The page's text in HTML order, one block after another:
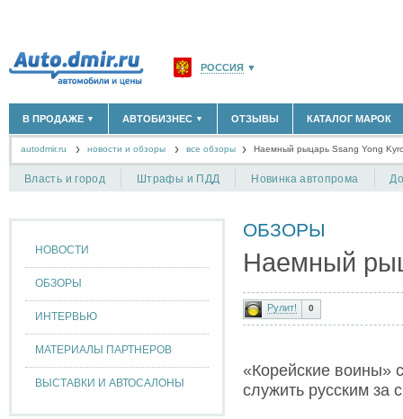
РОССИЯ ▼
САНКТ-ПЕТЕРБУРГ И ОБЛАСТЬ(14298)
КРАСНОДАРСКИЙ КРАЙ(5619)
КРЫМ РЕСПУБЛИКА(412)
СПИСОК ВСЕХ РЕГИОНОВ
В ПРОДАЖЕ ▼
НОВЫЕ АВТОМОБИЛИ(30122)
АВТОМОБИЛИ С ПРОБЕГОМ
АВТОБИЗНЕС ▼
ОФИЦИАЛЬНЫЕ ДИЛЕРЫ(1347)
ТАКСИ(278)
+ ДОБАВИТЬ КОМПАНИЮ
ОТЗЫВЫ КАТАЛОГ МАРОК
autodmir.ru новости и обзоры все обзоры Наемный рыцарь Ssang Yong
Власть и город Штрафы и ПДД Новинка автопрома
НОВОСТИ
ОБЗОРЫ
ИНТЕРВЬЮ
МАТЕРИАЛЫ ПАРТНЕРОВ
ВЫСТАВКИ И АВТОСАЛОНЫ
ОБЗОРЫ
Наемный
Рулит! 0
«Корейские воины»
служить русским за